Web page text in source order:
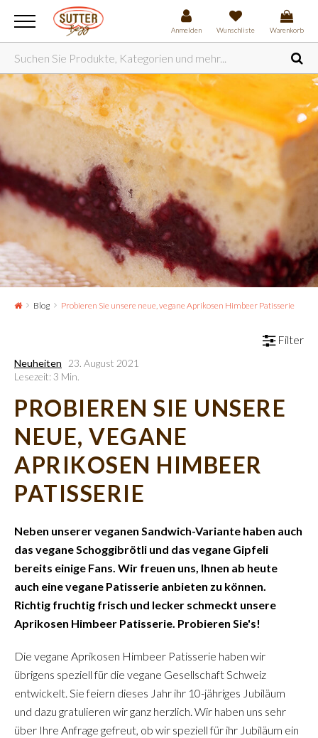
Anmelden Wunschliste Warenkorb
Blog Probieren Sie unsere neue, vegane Aprikosen Himbeer Patisserie
Filter
Neuheiten
23. August 2021
Lesezeit: 3 Min.
PROBIEREN SIE UNSERE
NEUE, VEGANE
APRIKOSEN HIMBEER
PATISSERIE
Neben unserer veganen Sandwich-Variante haben auch
das vegane Schoggibrötli und das vegane Gipfeli
bereits einige Fans. Wir freuen uns, Ihnen ab heute
auch eine vegane Patisserie anbieten zu können.
Richtig fruchtig frisch und lecker schmeckt unsere
Aprikosen Himbeer Patisserie. Probieren Sie's!
Die vegane Aprikosen Himbeer Patisserie haben wir
übrigens speziell für die vegane Gesellschaft Schweiz
entwickelt. Sie feiern dieses Jahr ihr 10-jähriges Jubiläum
und dazu gratulieren wir ganz herzlich. Wir haben uns sehr
über Ihre Anfrage gefreut, ob wir speziell für ihr Jubiläum ein